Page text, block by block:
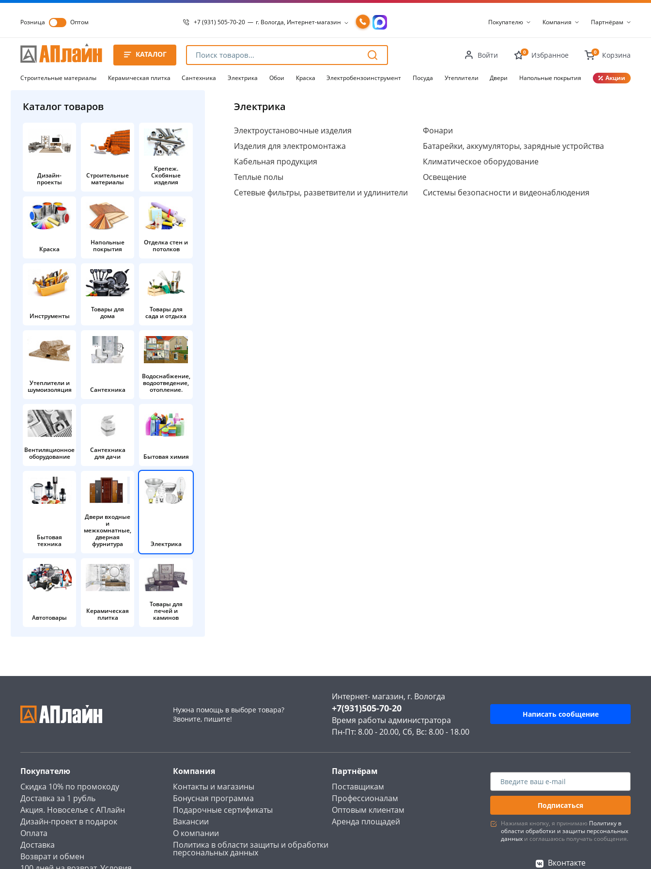
Розница Оптом +7 (931) 505-70-20 — г. Вологда, Интернет-магазин
8 8172 54-15-98
8 8172 54-15-96
г. Вологда, Пошехонское ш., 18
Покупателю Компания Партнёрам
КАТАЛОГ Войти 0 Избранное 0 Корзина
Строительные материалы Керамическая плитка Сантехника Электрика Обои Краска Электробензоинструмент Посуда Утеплители Двери Напольные покрытия Акции
Каталог товаров
Дизайн-
проекты
Строительные
материалы
Крепеж.
Скобяные
изделия
Краска
Напольные
покрытия
Отделка стен и
потолков
Инструменты
Товары для
дома
Товары для
сада и отдыха
Утеплители и
шумоизоляция
Сантехника
Водоснабжение,
водоотведение,
отопление.
Вентиляционное
оборудование
Сантехника
для дачи
Бытовая химия
Бытовая
техника
Двери входные
и
межкомнатные,
дверная
фурнитура
Электрика
Автотовары
Керамическая
плитка
Товары для
печей и
каминов
Электрика
Электроустановочные изделия
Изделия для электромонтажа
Кабельная продукция
Теплые полы
Сетевые фильтры, разветвители и удлинители
Фонари
Батарейки, аккумуляторы, зарядные устройства
Климатическое оборудование
Освещение
Системы безопасности и видеонаблюдения
Нужна помощь в выборе товара?
Звоните, пишите!
Интернет- магазин, г. Вологда
+7(931)505-70-20
Время работы администратора
Пн-Пт: 8.00 - 20.00, Сб, Вс: 8.00 - 18.00
Написать сообщение
Покупателю
Скидка 10% по промокоду
Доставка за 1 рубль
Акция. Новоселье с АПлайн
Дизайн-проект в подарок
Оплата
Доставка
Возврат и обмен
Компания
Контакты и магазины
Бонусная программа
Подарочные сертификаты
Вакансии
О компании
Политика в области защиты и обработки
персональных данных
Партнёрам
Поставщикам
Профессионалам
Оптовым клиентам
Аренда площадей
Подписаться
Нажимая кнопку, я принимаю Политику в
области обработки и защиты персональных
данных и соглашаюсь получать сообщения.
Вконтакте
Для клиентов всех банков
Разбейтеоплату
на части
без переплат
раз в 2 недели